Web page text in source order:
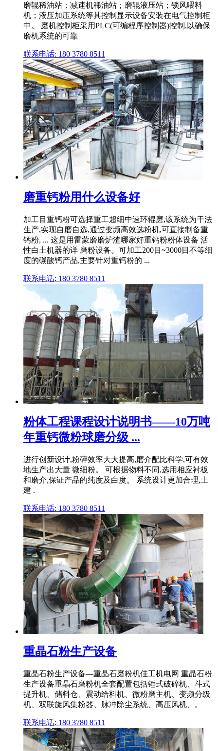
磨辊稀油站；减速机稀油站；磨辊液压站；锁风喂料
机；液压加压系统等其控制显示设备安装在电气控制柜
中。 磨机控制柜采用PLC(可编程序控制器)控制,以确保
磨机系统的可靠
联系电话: 180 3780 8511
磨重钙粉用什么设备好
加工目重钙粉可选择重工超细中速环辊磨,该系统为干法
生产,实现自磨自选,通过变频高效选粉机,可直接制备重
钙粉, ... 这是用雷蒙磨磨炉渣哪家好重钙粉粉体设备 活
性白土机器的详 磨粉设备。可加工200目~3000目不等细
度的碳酸钙产品,主要针对重钙粉的 ...
联系电话: 180 3780 8511
粉体工程课程设计说明书——10万吨
年重钙微粉球磨分级 ...
进行创新设计,粉碎效率大大提高,磨介配比科学,可有效
地生产出大量 微细粉。 可根据物料不同,选用相应衬板
和磨介,保证产品的纯度及白度。 系统设计更加合理,土
建 .
联系电话: 180 3780 8511
重晶石粉生产设备
重晶石粉生产设备—重晶石磨粉机佳工机电网 重晶石粉
生产设备重晶石磨粉机全套配置包括锤式破碎机、斗式
提升机、储料仓、震动给料机、微粉磨主机、变频分级
机、双联旋风集粉器、脉冲除尘系统、高压风机、。
联系电话: 180 3780 8511